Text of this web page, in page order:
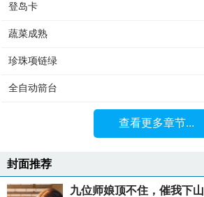
登岛卡
蔬菜成熟
珍珠项链绿
全自动箭台
查看更多章节...
封面推荐
九位师娘顶不住，催我下山